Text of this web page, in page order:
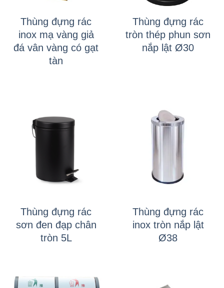
Thùng đựng rác
inox mạ vàng giả
đá vân vàng có gạt
tàn
Thùng đựng rác
tròn thép phun sơn
nắp lật Ø30
Thùng đựng rác
sơn đen đạp chân
tròn 5L
Thùng đựng rác
inox tròn nắp lật
Ø38